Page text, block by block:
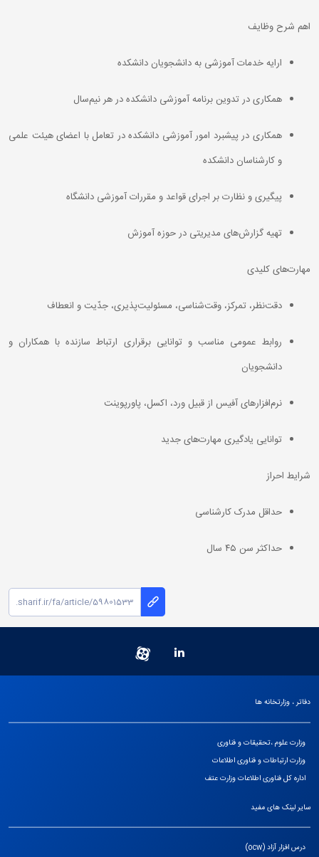
اهم شرح وظایف
ارایه خدمات آموزشی به دانشجویان دانشکده
همکاری در تدوین برنامه آموزشی دانشکده در هر نیم‌سال
همکاری در پیشبرد امور آموزشی دانشکده در تعامل با اعضای هیئت علمی
و کارشناسان دانشکده
پیگیری و نظارت بر اجرای قواعد و مقررات آموزشی دانشگاه
تهیه گزارش‌های مدیریتی در حوزه آموزش
مهارت‌های کلیدی
دقت‌نظر، تمرکز، وقت‌شناسی، مسئولیت‌پذیری، جدّیت و انعطاف
روابط عمومی مناسب و توانایی برقراری ارتباط سازنده با همکاران و
دانشجویان
نرم‌افزارهای آفیس از قبیل ورد، اکسل،‌ پاورپوینت
توانایی یادگیری مهارت‌های جدید
شرایط احراز
حداقل مدرک کارشناسی
حداکثر سن ۴۵ سال
دفاتر ، وزارتخانه ها
وزارت علوم ،تحقیقات و فناوری
وزارت ارتباطات و فناوری اطلاعات
اداره کل فناوری اطلاعات وزارت عتف
سایر لینک های مفید
درس افزار آزاد (ocw)